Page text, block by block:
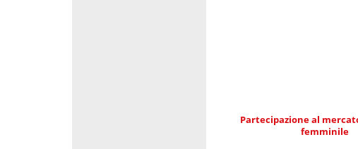
Partecipazione al
femminile